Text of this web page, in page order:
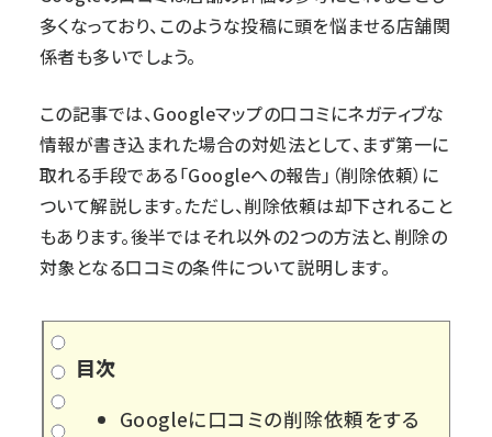
多くなっており、このような投稿に頭を悩ませる店舗関
係者も多いでしょう。
この記事では、Googleマップの口コミにネガティブな
情報が書き込まれた場合の対処法として、まず第一に
取れる手段である「Googleへの報告」（削除依頼）に
ついて解説します。ただし、削除依頼は却下されること
もあります。後半ではそれ以外の2つの方法と、削除の
対象となる口コミの条件について説明します。
目次
Googleに口コミの削除依頼をする